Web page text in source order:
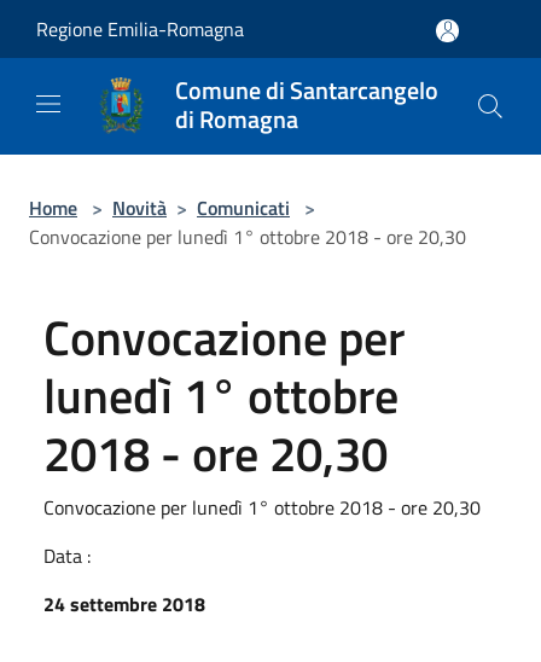
Regione Emilia-Romagna
Comune di Santarcangelo
di Romagna
Home > Novità > Comunicati >
Convocazione per lunedì 1° ottobre 2018 - ore 20,30
Convocazione per
lunedì 1° ottobre
2018 - ore 20,30
Convocazione per lunedì 1° ottobre 2018 - ore 20,30
Data :
24 settembre 2018